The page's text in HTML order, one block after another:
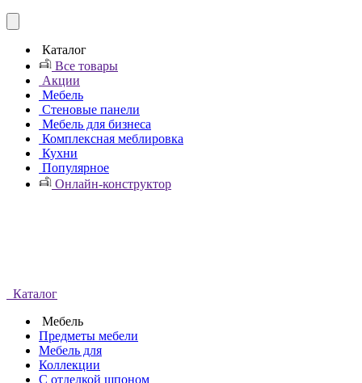
Каталог
Все товары
Акции
Мебель
Стеновые панели
Мебель для бизнеса
Комплексная меблировка
Кухни
Популярное
Онлайн-конструктор
Каталог
Мебель
Предметы мебели
Мебель для
Коллекции
С отделкой шпоном